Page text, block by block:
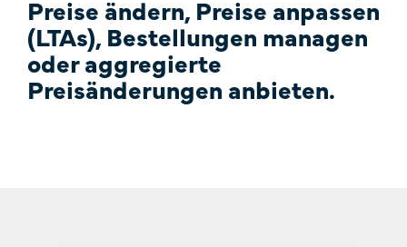
Preise ändern, Preise anpassen
(LTAs), Bestellungen managen
oder aggregierte
Preisänderungen anbieten.